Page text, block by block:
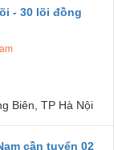
- 30 lõi đồng
Biên, TP Hà Nội
cần tuyển 02